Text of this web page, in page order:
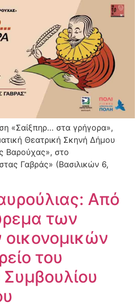
«Σαίξπηρ… στα γρήγορα»,
Θεατρική Σκηνή Δήμου
Βαρούχας», στο
Γαβράς» (Βασιλικών 6,
Από
των
του